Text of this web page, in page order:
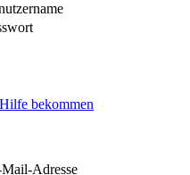
bekommen
Adresse